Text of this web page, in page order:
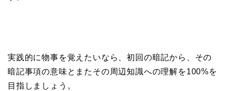
実践的に物事を覚えたいなら、初回の暗記から、その
暗記事項の意味とまたその周辺知識への理解を100%を
目指しましょう。